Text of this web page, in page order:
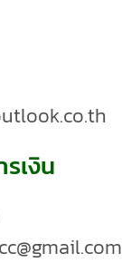
เงิน